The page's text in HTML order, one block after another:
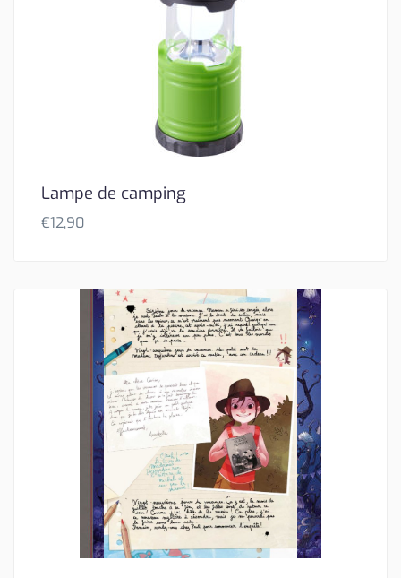
Lampe de camping
€12,90